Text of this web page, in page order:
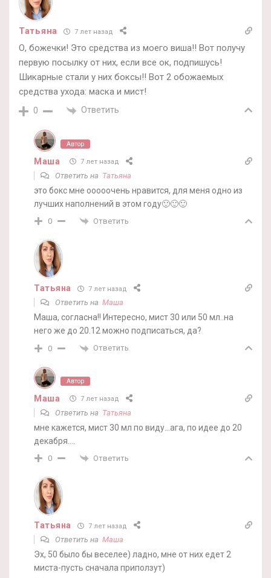
Татьяна 7 лет назад
О, божечки! Это средства из моего виша!! Вот получу
первую посылку от них, если все ок, подпишусь!
Шикарные стали у них боксы!! Вот 2 обожаемых
средства ухода: маска и мист!
0 Ответить
Автор
Маша 7 лет назад
Ответить на Татьяна
это бокс мне ооооочень нравится, для меня одно из
лучших наполнений в этом году🙂🙂🙂
0 Ответить
Татьяна 7 лет назад
Ответить на Маша
Маша, согласна!! Интересно, мист 30 или 50 мл..на
него же до 20.12 можно подписаться, да?
0 Ответить
Автор
Маша 7 лет назад
Ответить на Татьяна
мне кажется, мист 30 мл по виду…ага, по идее до 20
декабря….
0 Ответить
Татьяна 7 лет назад
Ответить на Маша
Эх, 50 было бы веселее) ладно, мне от них едет 2
миста-пусть сначала приползут)